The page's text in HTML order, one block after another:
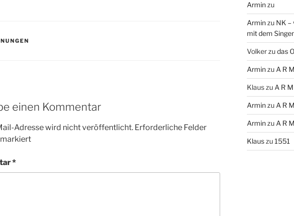
einen Kommentar
Adresse wird nicht veröffentlicht. Erforderliche Felder
markiert
*
Arminzu
Arminzu NK –
mit dem
Volkerzu das
Arminzu A R
Klauszu A R
Arminzu A R
Arminzu A R
Klauszu 1551